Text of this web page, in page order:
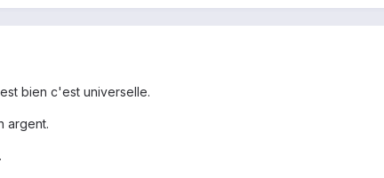
bien c'est universelle.
argent.